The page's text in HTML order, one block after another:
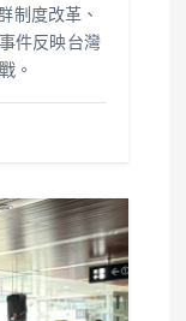
制度改革、
件反映台灣
。